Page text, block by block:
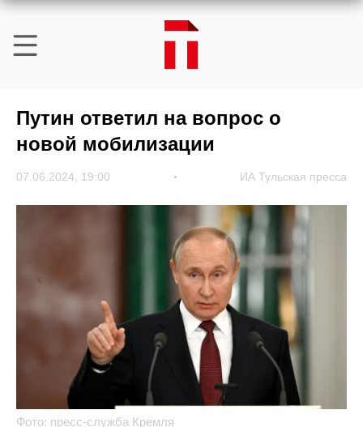
Путин ответил на вопрос о
новой мобилизации
07.06.2024, 19:00 ИА Тульская пресса
Фото: пресс-служба Кремля